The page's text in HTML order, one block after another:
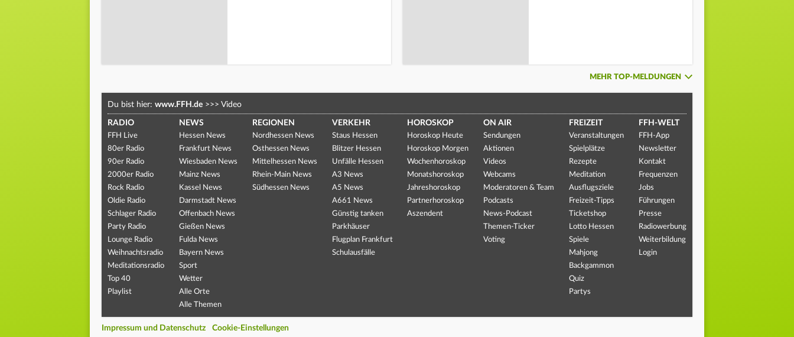
MEHR TOP-MELDUNGEN
Du bist hier: www.FFH.de >>> Video
RADIO
FFH Live
80er Radio
90er Radio
2000er Radio
Rock Radio
Oldie Radio
Schlager Radio
Party Radio
Lounge Radio
Weihnachtsradio
Meditationsradio
Top 40
Playlist
NEWS
Hessen News
Frankfurt News
Wiesbaden News
Mainz News
Kassel News
Darmstadt News
Offenbach News
Gießen News
Fulda News
Bayern News
Sport
Wetter
Alle Orte
Alle Themen
REGIONEN
Nordhessen News
Osthessen News
Mittelhessen News
Rhein-Main News
Südhessen News
VERKEHR
Staus Hessen
Blitzer Hessen
Unfälle Hessen
A3 News
A5 News
A661 News
Günstig tanken
Parkhäuser
Flugplan Frankfurt
Schulausfälle
HOROSKOP
Horoskop Heute
Horoskop Morgen
Wochenhoroskop
Monatshoroskop
Jahreshoroskop
Partnerhoroskop
Aszendent
ON AIR
Sendungen
Aktionen
Videos
Webcams
Moderatoren & Team
Podcasts
News-Podcast
Themen-Ticker
Voting
FREIZEIT
Veranstaltungen
Spielplätze
Rezepte
Meditation
Ausflugsziele
Freizeit-Tipps
Ticketshop
Lotto Hessen
Spiele
Mahjong
Backgammon
Quiz
Partys
FFH-WELT
FFH-App
Newsletter
Kontakt
Frequenzen
Jobs
Führungen
Presse
Radiowerbung
Weiterbildung
Login
Impressum und Datenschutz Cookie-Einstellungen